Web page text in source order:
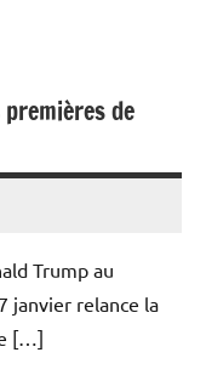
de
Trump au
janvier relance la
[…]